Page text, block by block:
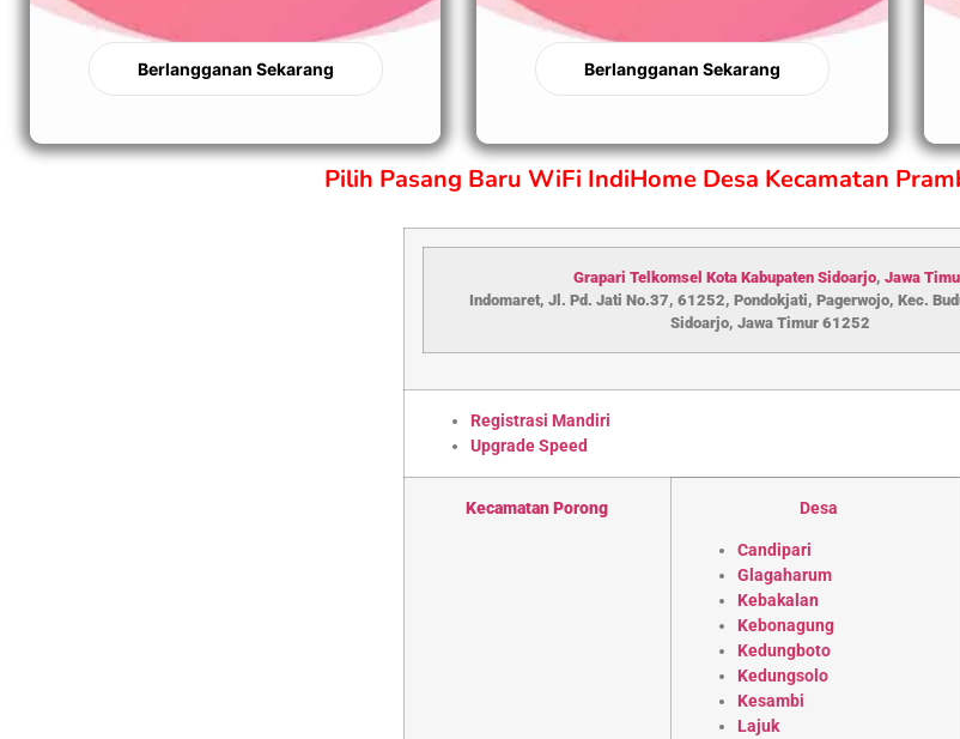
Berlangganan Sekarang Berlangganan Sekarang
Pilih Pasang Baru WiFi IndiHome Desa Kecamatan
Grapari Telkomsel Kota Kabupaten Sidoarjo, Jawa
Indomaret, Jl. Pd. Jati No.37, 61252, Pondokjati, Pagerwojo, Kec.
Sidoarjo, Jawa Timur 61252
Registrasi Mandiri
Upgrade Speed
Kecamatan Porong Desa
Candipari
Glagaharum
Kebakalan
Kebonagung
Kedungboto
Kedungsolo
Kesambi
Lajuk